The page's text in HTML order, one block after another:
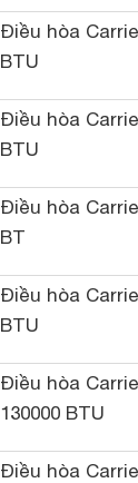
Điều hòa
BTU
Điều hòa
BTU
Điều hòa
BT
Điều hòa
BTU
Điều hòa
130000 BTU
Điều hòa